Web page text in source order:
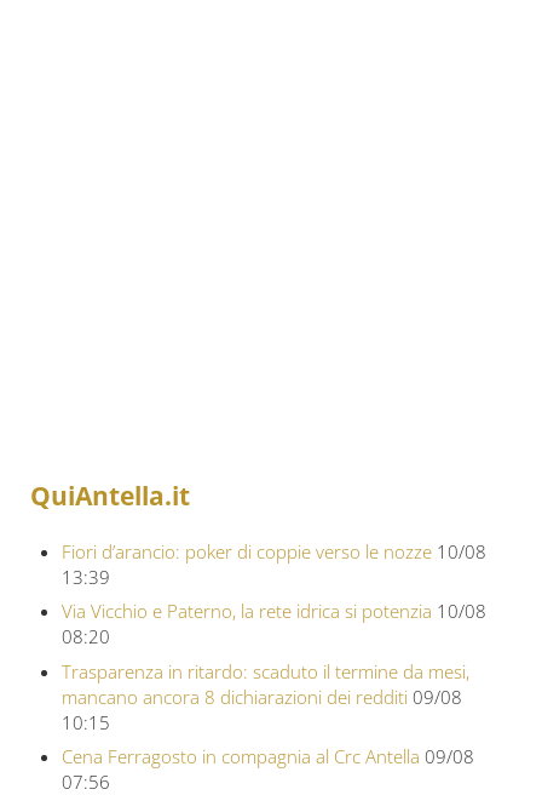
QuiAntella.it
Fiori d’arancio: poker di coppie verso le nozze 10/08
13:39
Via Vicchio e Paterno, la rete idrica si potenzia 10/08
08:20
Trasparenza in ritardo: scaduto il termine da mesi,
mancano ancora 8 dichiarazioni dei redditi 09/08
10:15
Cena Ferragosto in compagnia al Crc Antella 09/08
07:56